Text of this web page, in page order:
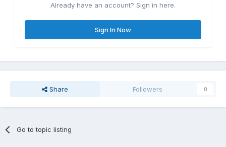
Already have an account? Sign in here.
Sign In Now
Share Followers 0
Go to topic listing